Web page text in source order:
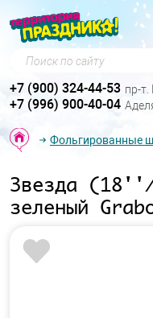
Поиск по сайту
+7 (900) 324-44-53 пр-
+7 (996) 900-40-04
Фольгированные
Звезда
зеленый